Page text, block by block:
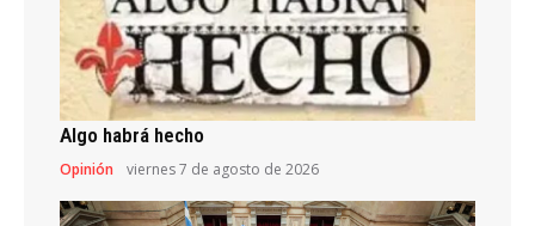
Algo habrá hecho
Opinión viernes 7 de agosto de 2026